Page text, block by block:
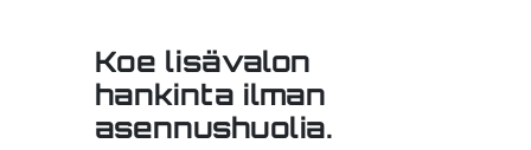
Koe lisävalon
hankinta ilman
asennushuolia.